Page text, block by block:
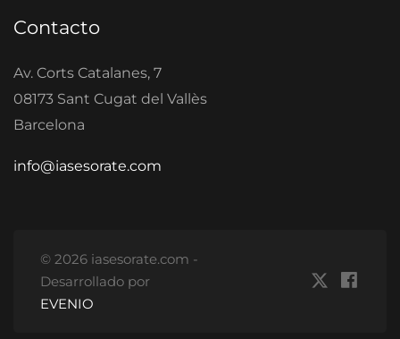
Contacto
Av. Corts Catalanes, 7
08173 Sant Cugat del Vallès
Barcelona
info@iasesorate.com
© 2026 iasesorate.com -
Desarrollado por
EVENIO